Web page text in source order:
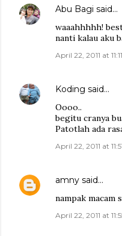
Abu Bagi said…
waaahhhhh!
nanti kalau aku
April 22, 2011 at
Koding said…
Oooo..
begitu cranya
Patotlah ada
April 22, 2011 at
amny said…
nampak macam
April 22, 2011 at